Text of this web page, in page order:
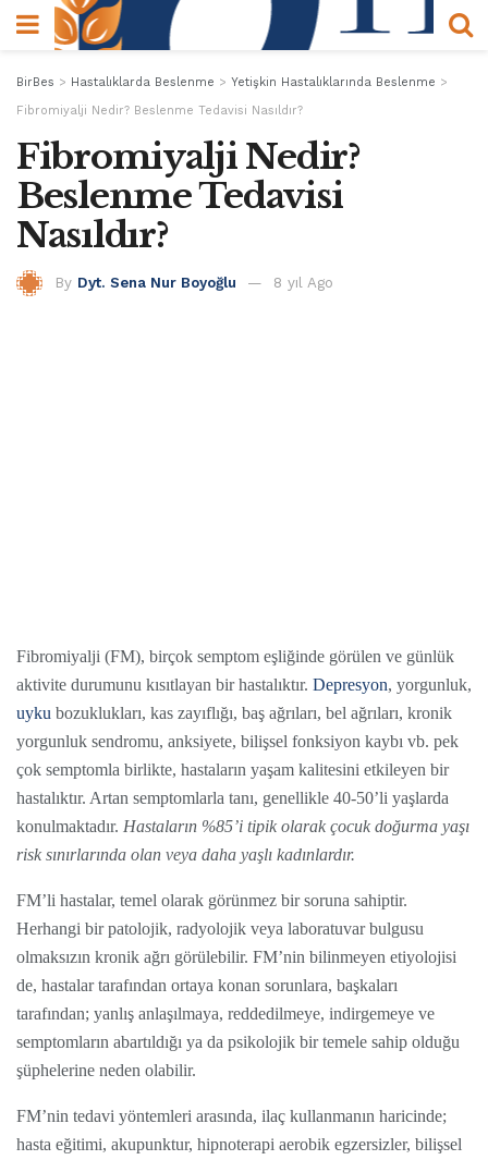
BirBes > Hastalıklarda Beslenme > Yetişkin Hastalıklarında Beslenme >
Fibromiyalji Nedir? Beslenme Tedavisi Nasıldır?
Fibromiyalji Nedir?
Beslenme Tedavisi
Nasıldır?
By Dyt. Sena Nur Boyoğlu 8 yıl Ago
Fibromiyalji (FM), birçok semptom eşliğinde görülen ve günlük
aktivite durumunu kısıtlayan bir hastalıktır. Depresyon, yorgunluk,
uyku bozuklukları, kas zayıflığı, baş ağrıları, bel ağrıları, kronik
yorgunluk sendromu, anksiyete, bilişsel fonksiyon kaybı vb. pek
çok semptomla birlikte, hastaların yaşam kalitesini etkileyen bir
hastalıktır. Artan semptomlarla tanı, genellikle 40-50’li yaşlarda
konulmaktadır. Hastaların %85’i tipik olarak çocuk doğurma yaşı
risk sınırlarında olan veya daha yaşlı kadınlardır.
FM’li hastalar, temel olarak görünmez bir soruna sahiptir.
Herhangi bir patolojik, radyolojik veya laboratuvar bulgusu
olmaksızın kronik ağrı görülebilir. FM’nin bilinmeyen etiyolojisi
de, hastalar tarafından ortaya konan sorunlara, başkaları
tarafından; yanlış anlaşılmaya, reddedilmeye, indirgemeye ve
semptomların abartıldığı ya da psikolojik bir temele sahip olduğu
şüphelerine neden olabilir.
FM’nin tedavi yöntemleri arasında, ilaç kullanmanın haricinde;
hasta eğitimi, akupunktur, hipnoterapi aerobik egzersizler, bilişsel